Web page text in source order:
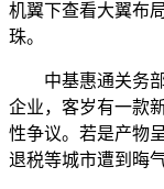
机翼下查看大翼布
珠。
中基惠通关务部
企业，客岁有一款
性争议。若是产物
退税等城市遭到晦